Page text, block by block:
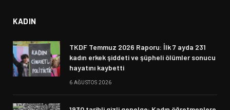
KADIN
TKDF Temmuz 2026 Raporu: İlk 7 ayda 231
kadın erkek şiddeti ve şüpheli ölümler sonucu
hayatını kaybetti
6 AĞUSTOS 2026